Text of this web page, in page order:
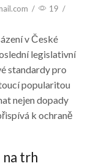
/ 19 /
v České
legislativní
standardy pro
popularitou
nejen dopady
k ochraně
na trh